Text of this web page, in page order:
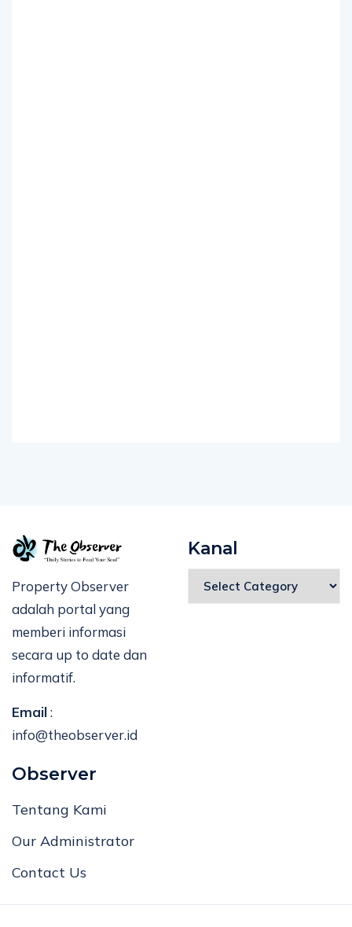
Property Observer
adalah portal yang
memberi informasi
secara up to date dan
informatif.
Email:
info@theobserver.id
Kanal
Observer
Tentang Kami
Our Administrator
Contact Us